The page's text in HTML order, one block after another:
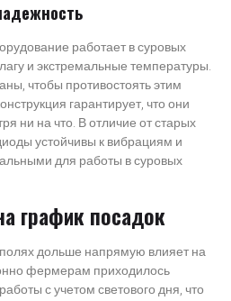
работает в суровых
и экстремальные температуры.
чтобы противостоять этим
гарантирует, что они
ни на что. В отличие от старых
устойчивы к вибрациям и
для работы в суровых
график посадок
дольше напрямую влияет на
фермерам приходилось
с учетом светового дня, что